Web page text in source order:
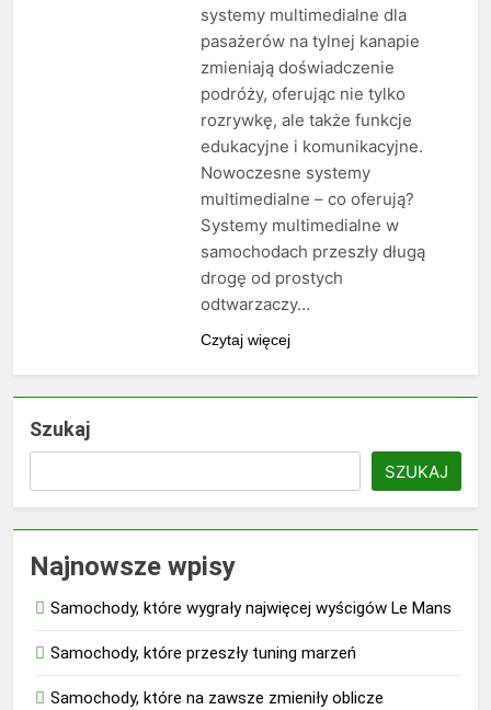
systemy multimedialne dla
pasażerów na tylnej kanapie
zmieniają doświadczenie
podróży, oferując nie tylko
rozrywkę, ale także funkcje
edukacyjne i komunikacyjne.
Nowoczesne systemy
multimedialne – co oferują?
Systemy multimedialne w
samochodach przeszły długą
drogę od prostych
odtwarzaczy…
Czytaj więcej
Szukaj
SZUKAJ
Najnowsze wpisy
Samochody, które wygrały najwięcej wyścigów Le Mans
Samochody, które przeszły tuning marzeń
Samochody, które na zawsze zmieniły oblicze